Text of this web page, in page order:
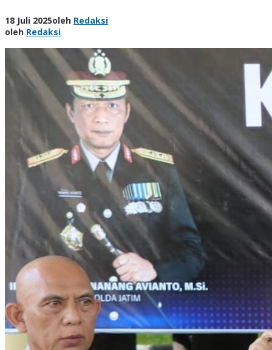
18 Juli 2025oleh Redaksi
oleh Redaksi